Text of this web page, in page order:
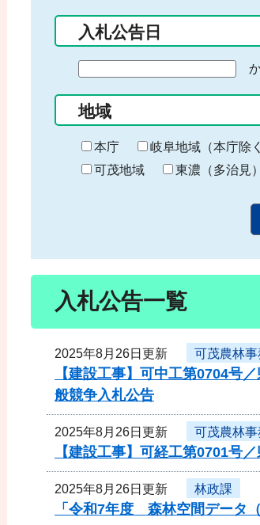
力
入札公告日
の
始
ま
り
地域
本庁 岐阜地域（本庁除
可茂地域
東濃（多治見
入札公告一覧
2025年8月26日更新 可茂農林
【建設工事】可中工第0704号
般競争入札公告
2025年8月26日更新 可茂農林
【建設工事】可経工第0701号
2025年8月26日更新 林政課
「令和7年度 森林空間データ